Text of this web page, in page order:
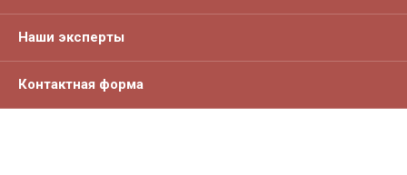
Наши эксперты
Контактная форма